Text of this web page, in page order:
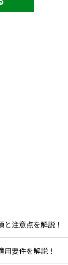
注意点を解説！
要件を解説！